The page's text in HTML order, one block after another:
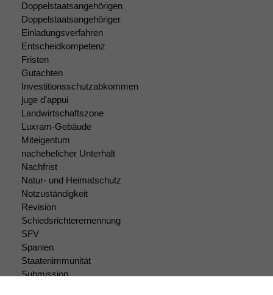
Doppelstaatsangehörigen
Doppelstaatsangehöriger
Einladungsverfahren
Entscheidkompetenz
Fristen
Gutachten
Investitionsschutzabkommen
juge d'appui
Landwirtschaftszone
Luxram-Gebäude
Miteigentum
nachehelicher Unterhalt
Nachfrist
Natur- und Heimatschutz
Notzuständigkeit
Revision
Schiedsrichterernennung
SFV
Spanien
Staatenimmunität
Submission